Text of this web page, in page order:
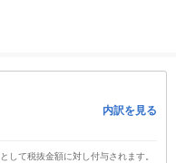
内訳を見る
して税抜金額に対し付与されます。